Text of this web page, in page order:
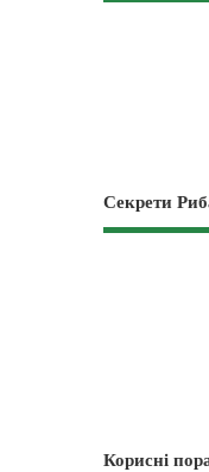
Секрети
Корисні